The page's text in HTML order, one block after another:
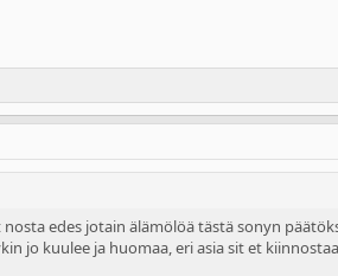
edes jotain älämölöä tästä sonyn
jo kuulee ja huomaa, eri asia sit et